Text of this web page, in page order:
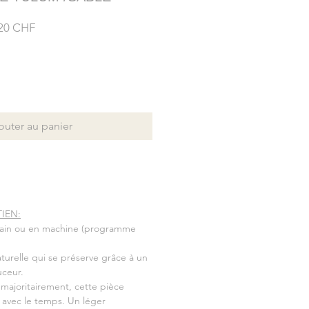
CHFPrix
au panier
ou en machine (programme
qui se préserve grâce à un
cette pièce
le temps. Un léger